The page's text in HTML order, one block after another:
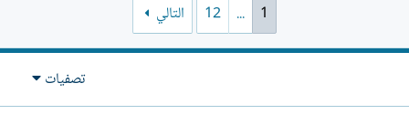
خ
ل
ك
1
...
12 التالي
تصفيات